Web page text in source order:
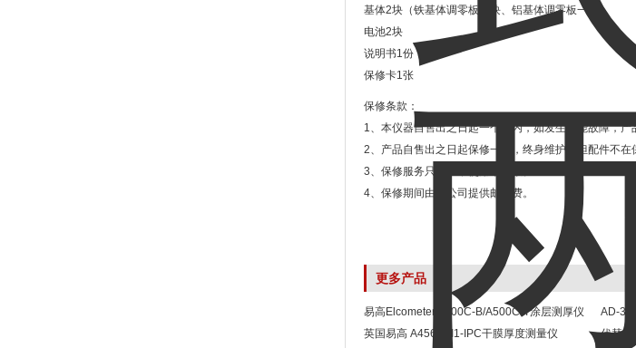
基体2块（铁基体调零板一块、铝基体调零板一块）
电池2块
说明书1份
保修卡1张
保修条款：
1、本仪器自售出之日起一个月内，如发生性能故障，
2、产品自售出之日起保修一年，终身维护，但配件不在
3、保修服务只限正常使用下有效。
4、保修期间由我公司提供邮寄费。
更多产品
易高Elcometer A500C-B/A500C-T涂层测厚仪 AD-
英国易高 A456CFI1-IPC干膜厚度测量仪
代替原